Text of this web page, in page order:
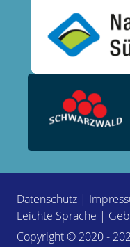
Datenschutz |
Leichte Sprache |
Copyright © 2020 -